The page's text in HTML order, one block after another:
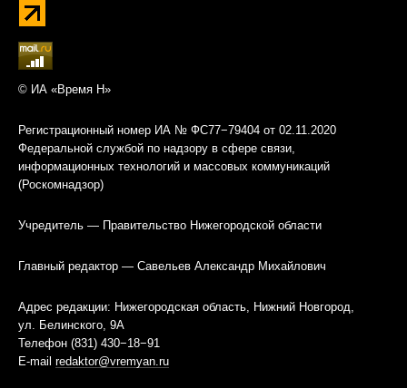
© ИА «Время Н»
Регистрационный номер ИА № ФС77−79404 от 02.11.2020
Федеральной службой по надзору в сфере связи,
информационных технологий и массовых коммуникаций
(Роскомнадзор)
Учредитель — Правительство Нижегородской области
Главный редактор — Савельев Александр Михайлович
Адрес редакции: Нижегородская область, Нижний Новгород,
ул. Белинского, 9А
Телефон (831) 430−18−91
E-mail redaktor@vremyan.ru